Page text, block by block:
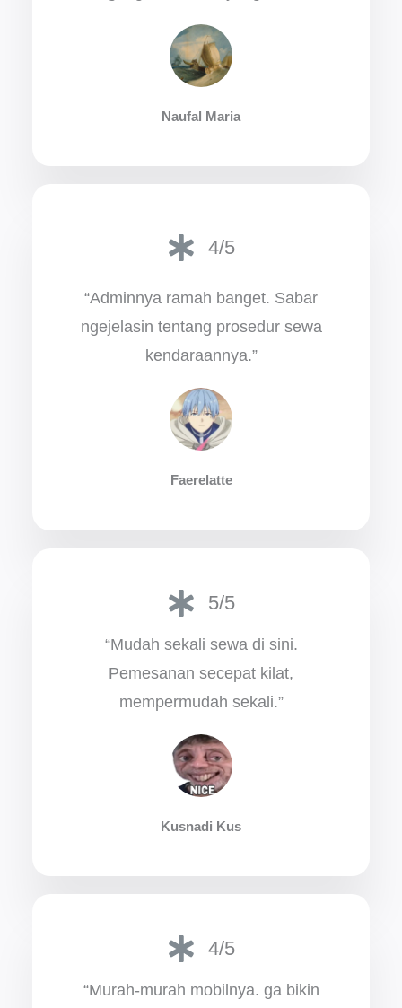
Naufal Maria
4/5
“Adminnya ramah banget. Sabar
ngejelasin tentang prosedur sewa
kendaraannya.”
Faerelatte
5/5
“Mudah sekali sewa di sini.
Pemesanan secepat kilat,
mempermudah sekali.”
Kusnadi Kus
4/5
“Murah-murah mobilnya. ga bikin